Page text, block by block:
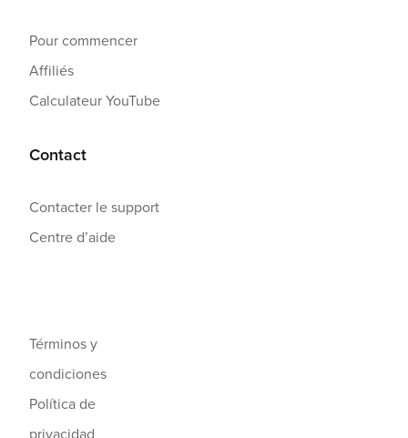
Pour commencer
Affiliés
Calculateur YouTube
Contact
Contacter le support
Centre d’aide
Términos y
condiciones
Política de
privacidad